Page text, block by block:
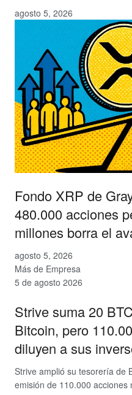
agosto 5, 2026
Fondo XRP de
480.000 acciones
millones borra el
agosto 5, 2026
Más de Empresa
5 de agosto 2026
Strive suma 20
Bitcoin, pero
diluyen a sus
Strive amplió su tesorería de
emisión de 110.000 acciones